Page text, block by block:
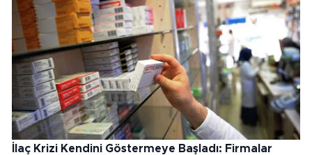
İlaç Krizi Kendini Göstermeye Başladı: Firmalar